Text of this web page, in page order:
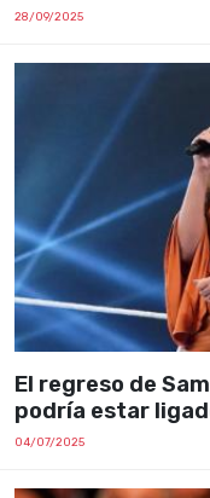
28/09/2025
El regreso de
podría estar
04/07/2025